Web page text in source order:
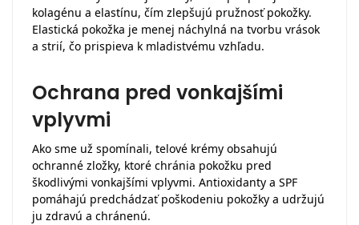
kolagénu a elastínu, čím zlepšujú pružnosť pokožky.
Elastická pokožka je menej náchylná na tvorbu vrások
a strií, čo prispieva k mladistvému vzhľadu.
Ochrana pred vonkajšími
vplyvmi
Ako sme už spomínali, telové krémy obsahujú
ochranné zložky, ktoré chránia pokožku pred
škodlivými vonkajšími vplyvmi. Antioxidanty a SPF
pomáhajú predchádzať poškodeniu pokožky a udržujú
ju zdravú a chránenú.